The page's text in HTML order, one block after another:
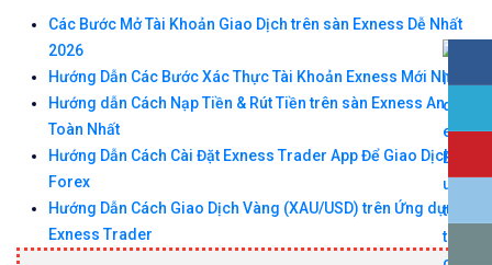
Các Bước Mở Tài Khoản Giao Dịch trên sàn Exness Dễ Nhất
2026
Hướng Dẫn Các Bước Xác Thực Tài Khoản Exness Mới Nhất
Hướng dẫn Cách Nạp Tiền & Rút Tiền trên sàn Exness An
Toàn Nhất
Hướng Dẫn Cách Cài Đặt Exness Trader App Để Giao Dịch
Forex
Hướng Dẫn Cách Giao Dịch Vàng (XAU/USD) trên Ứng dụng
Exness Trader